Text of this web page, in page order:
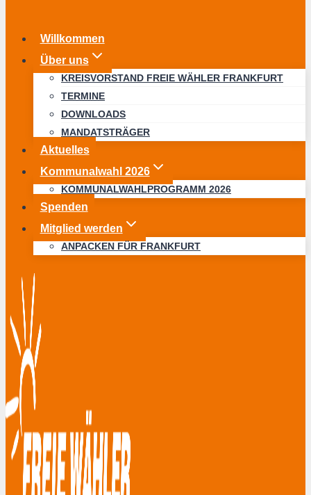
Willkommen
Über uns
KREISVORSTAND FREIE WÄHLER FRANKFURT
TERMINE
DOWNLOADS
MANDATSTRÄGER
Aktuelles
Kommunalwahl 2026
KOMMUNALWAHLPROGRAMM 2026
Spenden
Mitglied werden
ANPACKEN FÜR FRANKFURT